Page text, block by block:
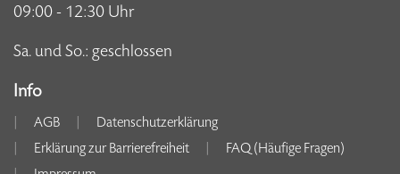
09:00 - 12:30 Uhr
Sa. und So.: geschlossen
Info
AGB
Datenschutzerklärung
Erklärung zur Barrierefreiheit
FAQ (Häufige Fragen)